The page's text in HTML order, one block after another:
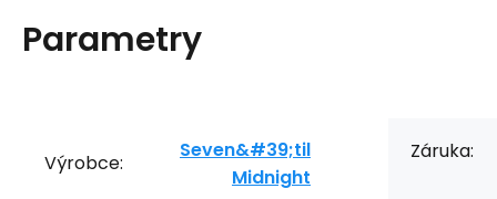
Parametry
Výrobce:
Seven&#39;til
Midnight
Záruka: